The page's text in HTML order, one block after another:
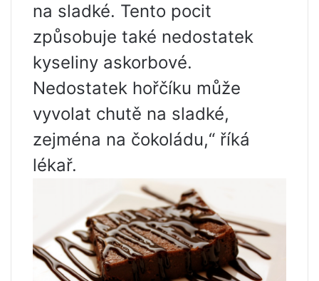
na sladké. Tento pocit
způsobuje také nedostatek
kyseliny askorbové.
Nedostatek hořčíku může
vyvolat chutě na sladké,
zejména na čokoládu,“ říká
lékař.